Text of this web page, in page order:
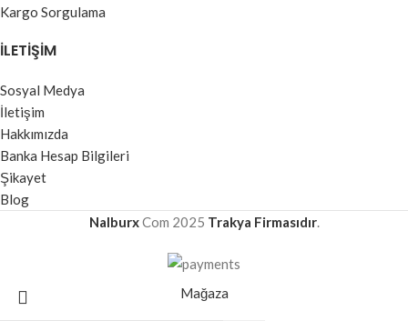
Kargo Sorgulama
İLETIŞIM
Sosyal Medya
İletişim
Hakkımızda
Banka Hesap Bilgileri
Şikayet
Blog
NalburxCom 2025 Trakya Firmasıdır.
Mağaza